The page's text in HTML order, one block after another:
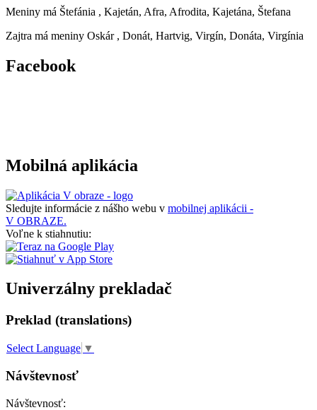
Meniny má Štefánia , Kajetán, Afra, Afrodita, Kajetána, Štefana
Zajtra má meniny Oskár , Donát, Hartvig, Virgín, Donáta, Virgínia
Facebook
Mobilná aplikácia
Sledujte informácie z nášho webu v mobilnej aplikácii -
V OBRAZE.
Voľne k stiahnutiu:
Univerzálny prekladač
Preklad (translations)
Select Language ▼
Návštevnosť
Návštevnosť: